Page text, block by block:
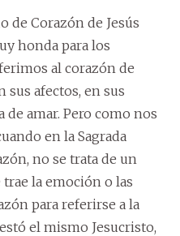
de Corazón de Jesús
honda para los
al corazón de
sus afectos, en sus
amar. Pero como nos
en la Sagrada
no se trata de un
la emoción o las
para referirse a la
el mismo Jesucristo,